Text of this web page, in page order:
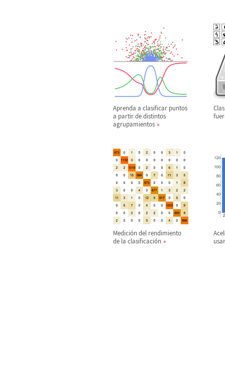
Aprenda a clasificar puntos
a partir de distintos
agrupamientos
Medición del rendimiento
de la clasificación